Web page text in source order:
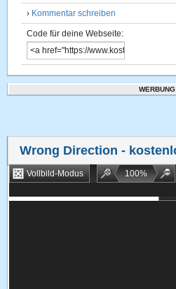
› Kommentar schreiben
Code für deine Webseite:
WERBUNG
Wrong Direction -
Vollbild-Modus 100%